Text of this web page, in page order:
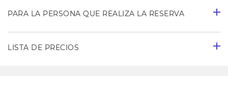
PARA LA PERSONA QUE REALIZA LA RESERVA
LISTA DE PRECIOS